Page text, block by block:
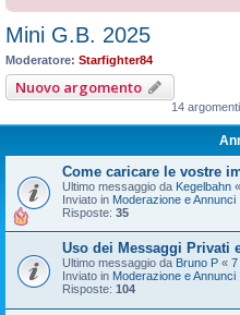
Mini G.B. 2025
Moderatore: Starfighter84
Nuovo argomento
14
Come caricare le vostre
Ultimo messaggio da Kegelbahn «
Inviato in Moderazione e Annunci
Risposte: 35
Uso dei Messaggi Privati
Ultimo messaggio da Bruno P « 7
Inviato in Moderazione e Annunci
Risposte: 104